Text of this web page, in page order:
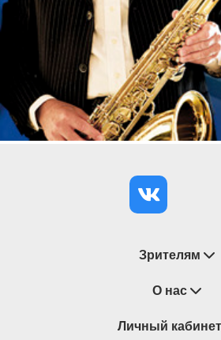
Продолжительность концерта:
1 час 20 минутбез антракта
Зрителям
Восстановление
Замена / Отмена / Перенос
О нас
О компании
Личный кабинет